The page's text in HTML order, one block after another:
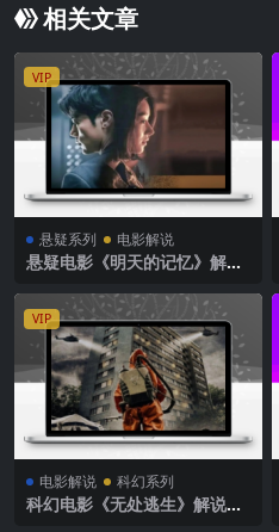
相关文章
VIP
悬疑系列 电影解说
悬疑电影《明天的记忆》解说
VIP
电影解说 科幻系列
科幻电影《无处逃生》解说文